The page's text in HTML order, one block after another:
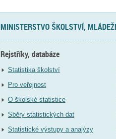
MINISTERSTVO ŠKOLSTVÍ,
Rejstříky, databáze
Statistika školství
Pro veřejnost
O školské statistice
Sběry statistických dat
Statistické výstupy a analýzy